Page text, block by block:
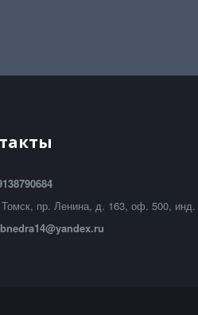
Томск, пр. Ленина, д. 163, оф. 500,